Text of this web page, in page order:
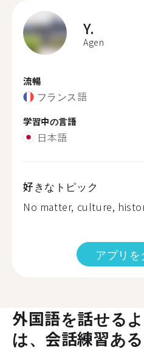
Y.
Agen
流暢
フランス語
学習中の言語
日本語
好きなトピック
No matter, culture,
アプリ
外国語を話せる
は、会話練習あ